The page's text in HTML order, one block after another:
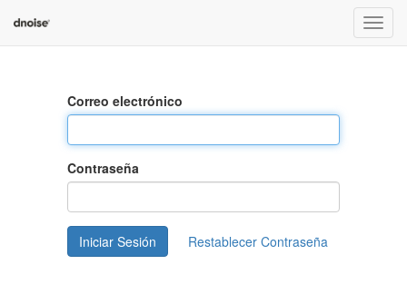
Menú
de
Correo electrónico
Contraseña
Restablecer Contraseña
Iniciar Sesión